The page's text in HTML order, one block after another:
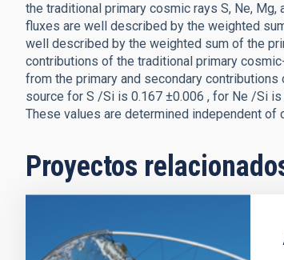
the traditional primary cosmic rays S, Ne,
fluxes are well described by the weighted
well described by the weighted sum of the
contributions of the traditional primary
from the primary and secondary contributions
source for S /Si is 0.167 ±0.006 , for Ne /Si
These values are determined independent of
Proyectos